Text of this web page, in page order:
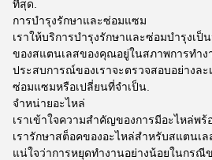
ที่สุด.
การบํารุงรักษาและซ่อมแซม
เราให้บริการบํารุงรักษาและซ่อมบํารุงเป็
ของสแตนเลสของคุณอยู่ในสภาพการทํา
ประสบการณ์ของเราจะตรวจสอบอย่างละ
ซ่อมแซมหรือเปลี่ยนที่จําเป็น.
จําหน่ายอะไหล่
เราเข้าใจความสําคัญของการมีอะไหล่พ
เรารักษาสต็อคของอะไหล่สําหรับสแตนเ
แน่ใจว่าการหยุดทํางานอย่างน้อยในกรณี